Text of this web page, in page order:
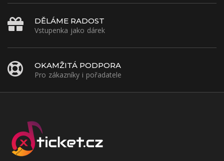
DĚLÁME RADOST
Vstupenka jako dárek
OKAMŽITÁ PODPORA
Pro zákazníky i pořadatele